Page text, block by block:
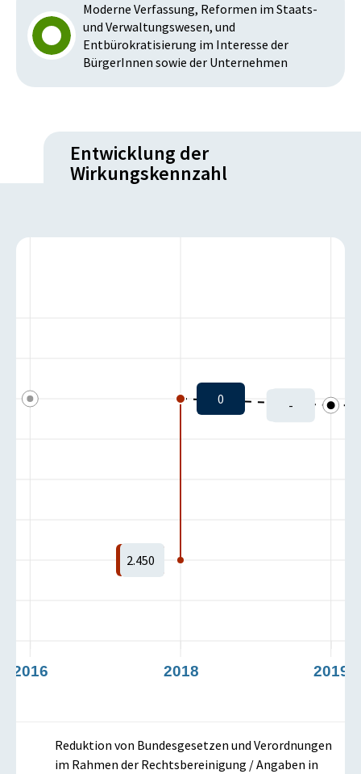
Moderne Verfassung, Reformen im Staats-
und Verwaltungswesen, und
Entbürokratisierung im Interesse der
BürgerInnen sowie der Unternehmen
Entwicklung der
Wirkungskennzahl
2016 2018 2019
2.450
0 -
Reduktion von Bundesgesetzen und Verordnungen
im Rahmen der Rechtsbereinigung / Angaben in